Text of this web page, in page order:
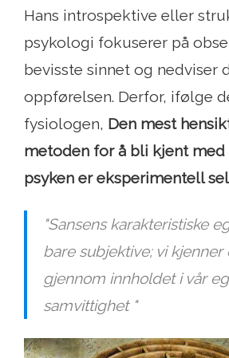
Hans introspektive eller
psykologi fokuserer på
bevisste sinnet og nedviser
oppførelsen. Derfor, ifølge
fysiologen, Den mest
metoden for å bli kjent
psyken er eksperimentell
"Sansens karakteristiske
bare subjektive; vi
gjennom innholdet i vår
samvittighet "